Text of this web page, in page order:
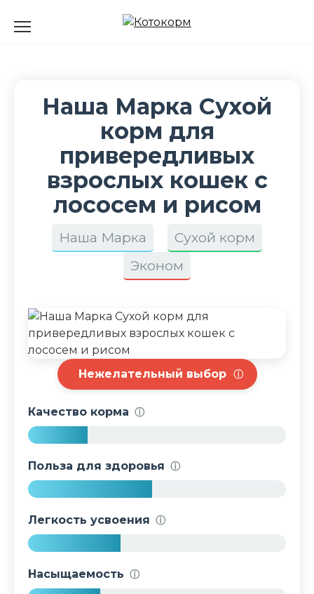
Наша Марка Сухой
корм для
привередливых
взрослых кошек с
лососем и рисом
Наша Марка
Сухой корм
Эконом
Нежелательный выбор ⓘ
Качество корма ⓘ
Польза для здоровья ⓘ
Легкость усвоения ⓘ
Насыщаемость ⓘ